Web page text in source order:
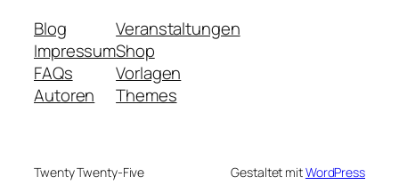
Blog
Impressum
FAQs
Autoren
Veranstaltungen
Shop
Vorlagen
Themes
Twenty Twenty-Five Gestaltet mitWordPress